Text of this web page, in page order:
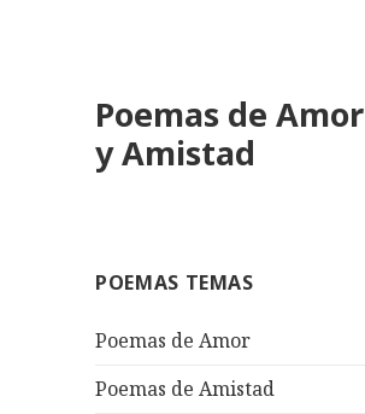
Poemas de Amor
y Amistad
POEMAS TEMAS
Poemas de Amor
Poemas de Amistad